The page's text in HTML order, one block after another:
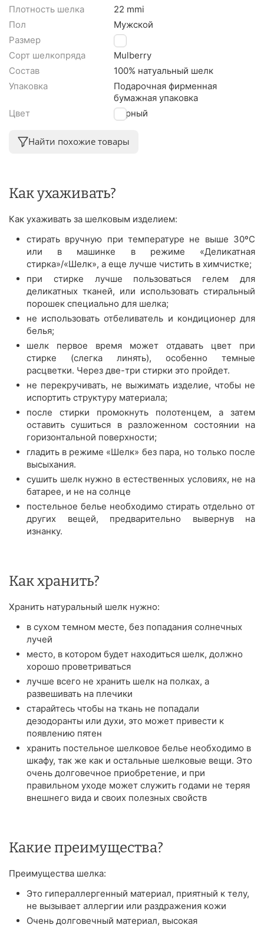
Плотность шелка
22 mmi
Пол
Мужской
Размер
S
Сорт шелкопряда
Mulberry
Состав
100% натуальный шелк
Упаковка
Подарочная фирменная
бумажная упаковка
Цвет
Черный
Найти похожие товары
Как ухаживать?
Как ухаживать за шелковым изделием:
стирать вручную при температуре не выше 30ºС
или в машинке в режиме «Деликатная
стирка»/«Шелк», а еще лучше чистить в химчистке;
при стирке лучше пользоваться гелем для
деликатных тканей, или использовать стиральный
порошек специально для шелка;
не использовать отбеливатель и кондиционер для
белья;
шелк первое время может отдавать цвет при
стирке (слегка линять), особенно темные
расцветки. Через две-три стирки это пройдет.
не перекручивать, не выжимать изделие, чтобы не
испортить структуру материала;
после стирки промокнуть полотенцем, а затем
оставить сушиться в разложенном состоянии на
горизонтальной поверхности;
гладить в режиме «Шелк» без пара, но только после
высыхания.
сушить шелк нужно в естественных условиях, не на
батарее, и не на солнце
постельное белье необходимо стирать отдельно от
других вещей, предварительно вывернув на
изнанку.
Как хранить?
Хранить натуральный шелк нужно:
в сухом темном месте, без попадания солнечных
лучей
место, в котором будет находиться шелк, должно
хорошо проветриваться
лучше всего не хранить шелк на полках, а
развешивать на плечики
старайтесь чтобы на ткань не попадали
дезодоранты или духи, это может привести к
появлению пятен
хранить постельное шелковое белье необходимо в
шкафу, так же как и остальные шелковые вещи. Это
очень долговечное приобретение, и при
правильном уходе может служить годами не теряя
внешнего вида и своих полезных свойств
Какие преимущества?
Преимущества шелка:
Это гипераллергенный материал, приятный к телу,
не вызывает аллергии или раздражения кожи
Очень долговечный материал, высокая